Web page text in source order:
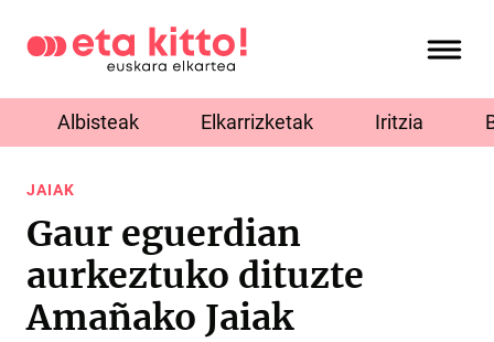
Albisteak Elkarrizketak Iritzia
JAIAK
Gaur eguerdian
aurkeztuko dituzte
Amañako Jaiak